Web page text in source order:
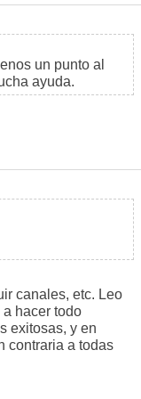
un punto al
ayuda.
canales, etc. Leo
hacer todo
exitosas, y en
contraria a todas